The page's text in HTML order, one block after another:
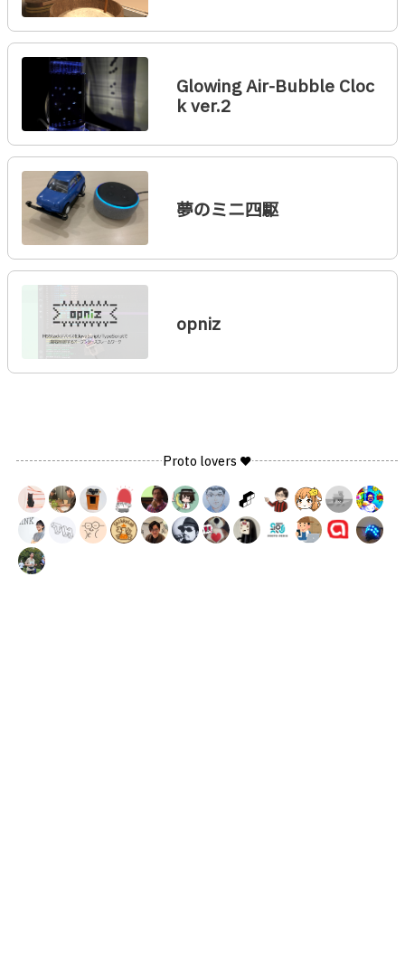
Glowing Air-Bubble Cloc
k ver.2
夢のミニ四駆
opniz
Proto lovers ♥